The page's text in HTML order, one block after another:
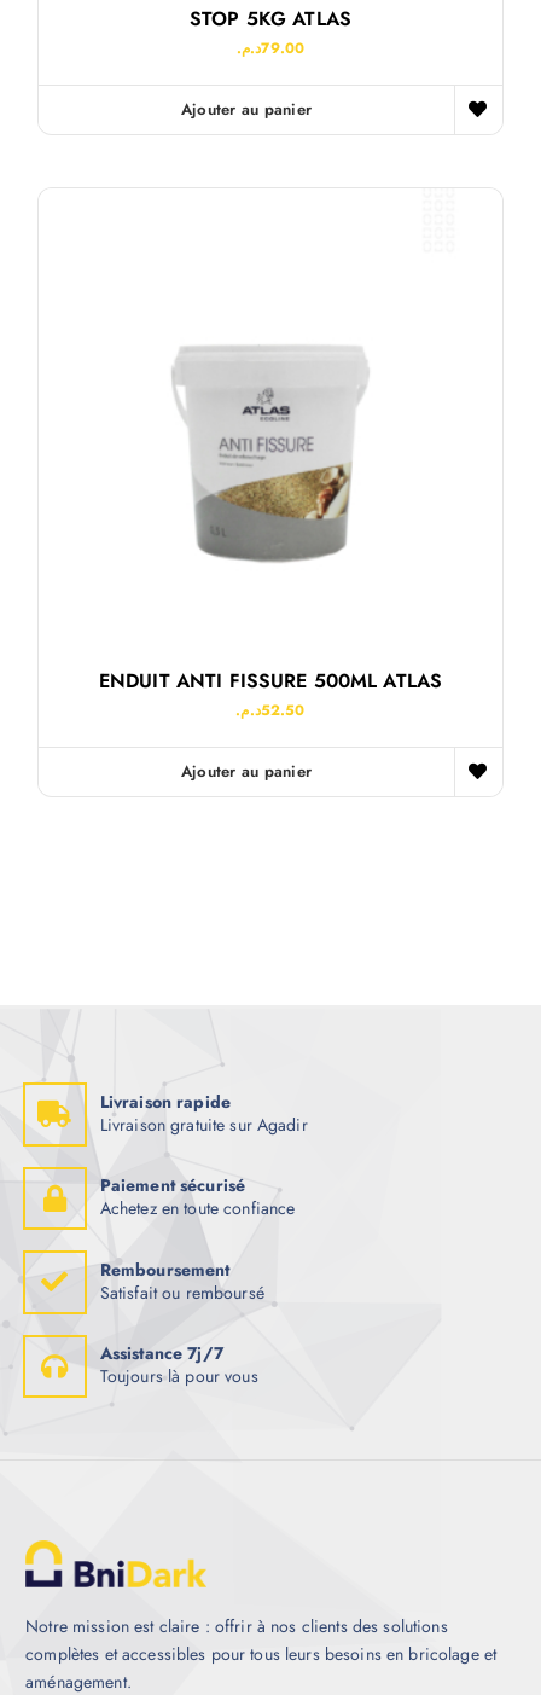
STOP 5KG ATLAS
79.00د.م.
Ajouter au panier
ENDUIT ANTI FISSURE 500ML ATLAS
52.50د.م.
Ajouter au panier
Livraison rapide
Livraison gratuite sur Agadir
Paiement sécurisé
Achetez en toute confiance
Remboursement
Satisfait ou remboursé
Assistance 7j/7
Toujours là pour vous
Notre mission est claire : offrir à nos clients des solutions
complètes et accessibles pour tous leurs besoins en bricolage et
aménagement.